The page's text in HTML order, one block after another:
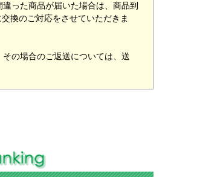
った商品が届いた場合は、商品到
換のご対応をさせていただきま
の場合のご返送については、送